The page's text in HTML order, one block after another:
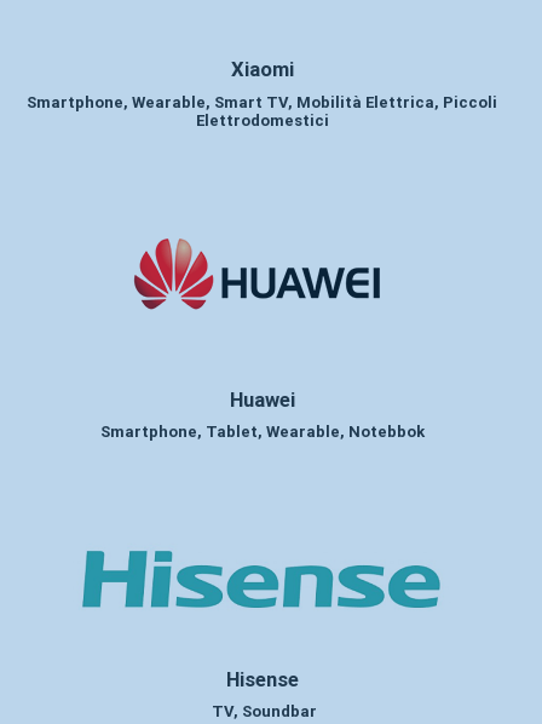
Xiaomi
Smartphone, Wearable, Smart TV, Mobilità Elettrica, Piccoli
Elettrodomestici
Huawei
Smartphone, Tablet, Wearable, Notebbok
Hisense
TV, Soundbar